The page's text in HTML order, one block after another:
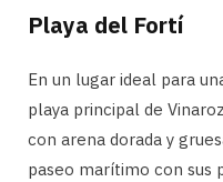
Playa del Fortí
En un lugar ideal para
playa principal de
con arena dorada y
paseo marítimo con sus